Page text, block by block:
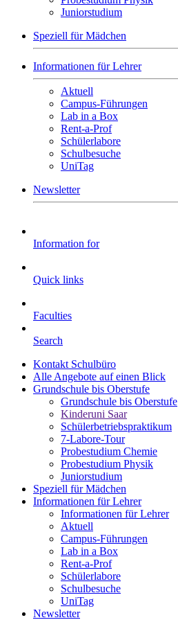
Juniorstudium
Speziell für Mädchen
Informationen für Lehrer
Aktuell
Campus-Führungen
Lab in a Box
Rent-a-Prof
Schülerlabore
Schulbesuche
UniTag
Newsletter
Information for
Quick links
Faculties
Search
Kontakt Schulbüro
Alle Angebote auf einen Blick
Grundschule bis Oberstufe
Grundschule bis Oberstufe
Kinderuni Saar
Schülerbetriebspraktikum
7-Labore-Tour
Probestudium Chemie
Probestudium Physik
Juniorstudium
Speziell für Mädchen
Informationen für Lehrer
Informationen für Lehrer
Aktuell
Campus-Führungen
Lab in a Box
Rent-a-Prof
Schülerlabore
Schulbesuche
UniTag
Newsletter